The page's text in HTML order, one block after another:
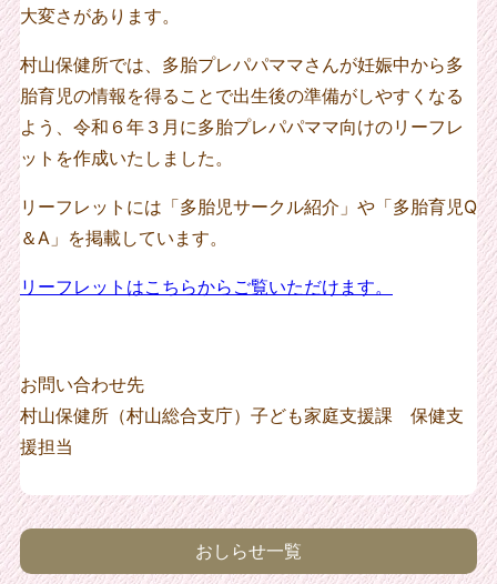
大変さがあります。
村山保健所では、多胎プレパパママさんが妊娠中から多
胎育児の情報を得ることで出生後の準備がしやすくなる
よう、令和６年３月に多胎プレパパママ向けのリーフレ
ットを作成いたしました。
リーフレットには「多胎児サークル紹介」や「多胎育児Q
＆A」を掲載しています。
リーフレットはこちらからご覧いただけます。
お問い合わせ先
村山保健所（村山総合支庁）子ども家庭支援課 保健支
援担当
おしらせ一覧